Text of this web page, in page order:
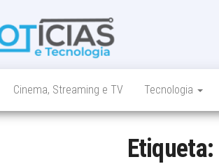
num só lugar
Cinema, Streaming e TV Tecnologia
Etiqueta: